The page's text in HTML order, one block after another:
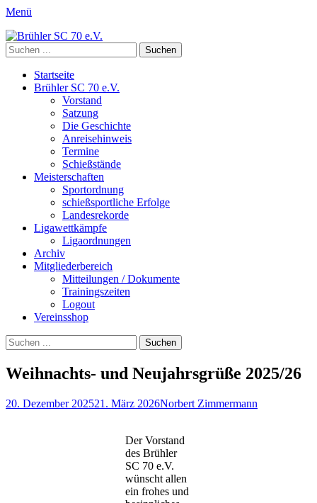
Menü
Brühler SC 70 e.V.
Mitglied des Rheinischen Schützenbundes e.v. 1872 und des
Deutschen Schützenbundes e.V.
Suchen
nach:
Primäres
Menü
Zum
Inhalt
Startseite
Brühler SC 70 e.V.
Vorstand
Satzung
Die Geschichte
Anreisehinweis
Termine
Schießstände
Meisterschaften
Sportordnung
schießsportliche Erfolge
Landesrekorde
Ligawettkämpfe
Ligaordnungen
Archiv
Mitgliederbereich
Mitteilungen / Dokumente
Trainingszeiten
Logout
Vereinsshop
Suchen
Suchen
nach:
Weihnachts- und Neujahrsgrüße 2025/26
Veröffentlicht
20. Dezember 202521. März 2026Autor
Norbert Zimmermann
Der Vorstand
des Brühler
SC 70 e.V.
wünscht allen
ein frohes und